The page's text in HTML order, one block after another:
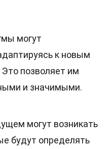
могут
к новым
позволяет им
и значимыми.
могут возникать
будут определять